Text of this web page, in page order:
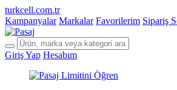
turkcell.com.tr
Kampanyalar Markalar Favorilerim Sipariş
Giriş Yap Hesabım